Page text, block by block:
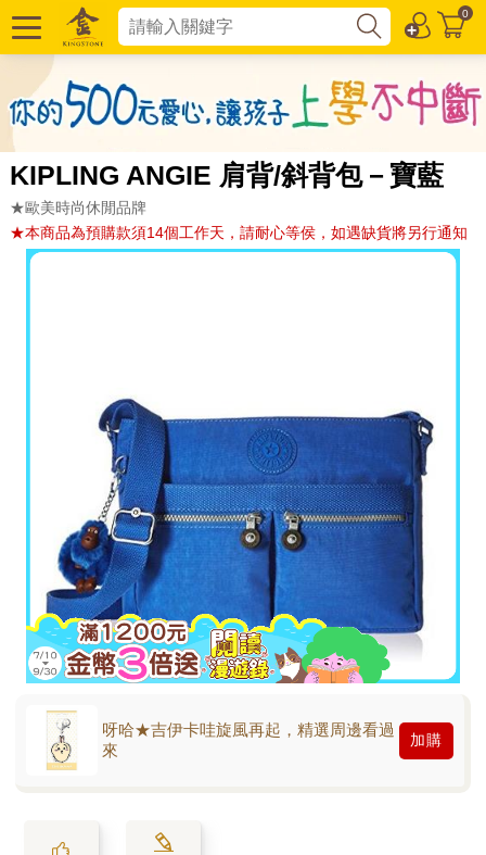
0
KIPLING ANGIE 肩背/斜背包－寶藍
★歐美時尚休閒品牌
★本商品為預購款須14個工作天，請耐心等侯，如遇缺貨將另行通知
呀哈★吉伊卡哇旋風再起，精選周邊看過
來
加購